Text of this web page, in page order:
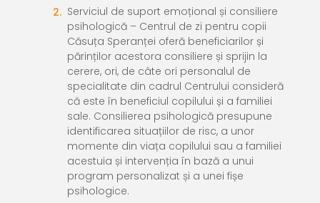
Serviciul de suport emoțional și consiliere
psihologică – Centrul de zi pentru copii
Căsuța Speranței oferă beneficiarilor și
părinților acestora consiliere și sprijin la
cerere, ori, de câte ori personalul de
specialitate din cadrul Centrului consideră
că este în beneficiul copilului și a familiei
sale. Consilierea psihologică presupune
identificarea situațiilor de risc, a unor
momente din viața copilului sau a familiei
acestuia și intervenția în bază a unui
program personalizat și a unei fișe
psihologice.